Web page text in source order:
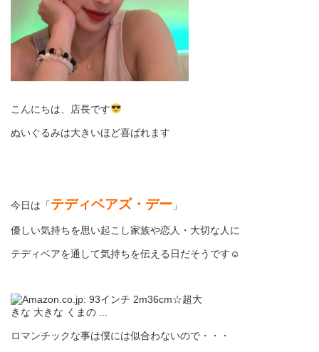
こんにちは、店長です
ぬいぐるみは大きいほど喜ばれます
今日は「テディベアズ・デー 」
優しい気持ちを思い起こし家族や恋人・大切な人に
テディベアを通して気持ちを伝える日だそうです☺
ロマンチックな事は僕には似合わないので・・・